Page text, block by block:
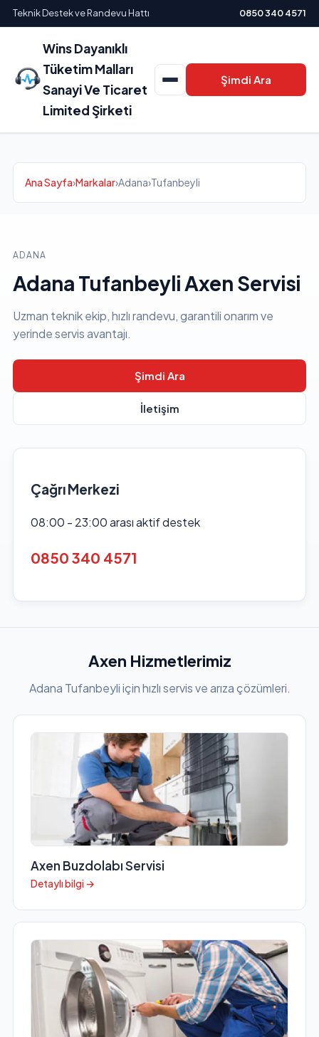
Teknik Destek ve Randevu Hattı 0850 340 4571
Wins Dayanıklı
Tüketim Malları
Sanayi Ve Ticaret
Limited Şirketi
Şimdi Ara
Ana Sayfa›Markalar›Adana›Tufanbeyli
ADANA
Adana Tufanbeyli Axen Servisi
Uzman teknik ekip, hızlı randevu, garantili onarım ve
yerinde servis avantajı.
Şimdi Ara
İletişim
Çağrı Merkezi
08:00 - 23:00 arası aktif destek
0850 340 4571
Axen Hizmetlerimiz
Adana Tufanbeyli için hızlı servis ve arıza çözümleri.
Axen Buzdolabı Servisi
Detaylı bilgi →